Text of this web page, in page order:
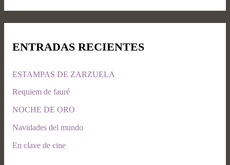
ENTRADAS RECIENTES
ESTAMPAS DE ZARZUELA
Requiem de fauré
NOCHE DE ORO
Navidades del mundo
En clave de cine